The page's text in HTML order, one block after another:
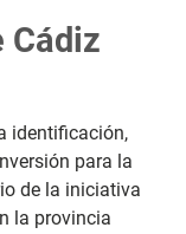
Cádiz
identificación,
para la
de la iniciativa
la provincia